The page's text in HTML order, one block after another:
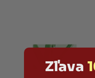
Zľava